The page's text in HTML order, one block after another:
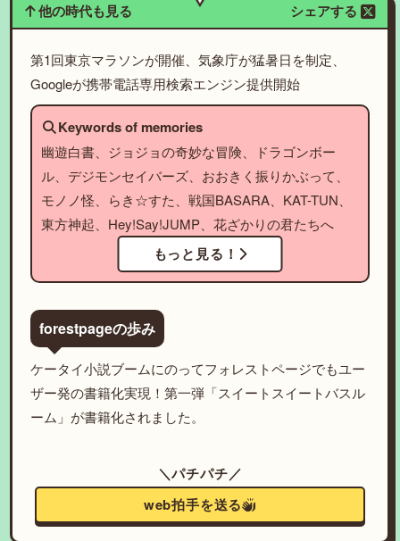
他の時代も見る シェアする
第1回東京マラソンが開催、気象庁が猛暑日を制定、
Googleが携帯電話専用検索エンジン提供開始
Keywords of memories
幽遊白書、ジョジョの奇妙な冒険、ドラゴンボー
ル、デジモンセイバーズ、おおきく振りかぶって、
モノノ怪、らき☆すた、戦国BASARA、KAT-TUN、
東方神起、Hey!Say!JUMP、花ざかりの君たちへ
もっと見る！
forestpageの歩み
ケータイ小説ブームにのってフォレストページでもユー
ザー発の書籍化実現！第一弾「スイートスイートバスル
ーム」が書籍化されました。
＼パチパチ／
web拍手を送る